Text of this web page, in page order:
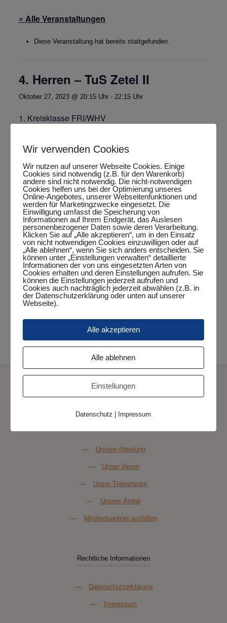
« Alle Veranstaltungen
Diese Veranstaltung hat bereits stattgefunden.
4. Herren – TuS Zetel II
Oktober 27, 2023 @ 20:15 Uhr- 22:15 Uhr
1. Kreisklasse FRI/WHV
Zum Kalender hinzufügen
DETAILS
Datum:
Oktober 27, 2023
Zeit:
20:15 Uhr - 22:15 Uhr
Veranstaltungskategorie:
Punktspiel
TuS Sande I – 1. Herren 2. Jungen 19 – Wilhelmshavener SSV I
— Unsere Abteilung
— Unser Verein
— Unser Trainerteam
— Unsere Ämter
— Mitgliedsantrag ausfüllen
Rechtliche Informationen
— Datenschutzerklärung
— Impressum
Wir verwenden Cookies
Wir nutzen auf unserer Webseite Cookies. Einige
Cookies sind notwendig (z.B. für den Warenkorb)
andere sind nicht notwendig. Die nicht-notwendigen
Cookies helfen uns bei der Optimierung unseres
Online-Angebotes, unserer Webseitenfunktionen und
werden für Marketingzwecke eingesetzt. Die
Einwilligung umfasst die Speicherung von
Informationen auf Ihrem Endgerät, das Auslesen
personenbezogener Daten sowie deren Verarbeitung.
Klicken Sie auf „Alle akzeptieren“, um in den Einsatz
von nicht notwendigen Cookies einzuwilligen oder auf
„Alle ablehnen“, wenn Sie sich anders entscheiden. Sie
können unter „Einstellungen verwalten“ detaillierte
Informationen der von uns eingesetzten Arten von
Cookies erhalten und deren Einstellungen aufrufen. Sie
können die Einstellungen jederzeit aufrufen und
Cookies auch nachträglich jederzeit abwählen (z.B. in
der Datenschutzerklärung oder unten auf unserer
Webseite).
Alle akzeptieren
Alle ablehnen
Einstellungen
Datenschutz Impressum